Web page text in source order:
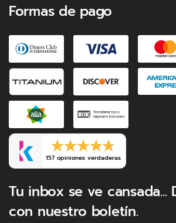
Formas de pago
157 opiniones verdaderas
Tu inbox se ve cansada...
con nuestro boletín.